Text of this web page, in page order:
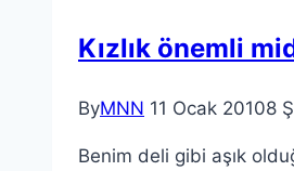
Kızlık önemli
ByMNN 11 Ocak 20108
Benim deli gibi aşık